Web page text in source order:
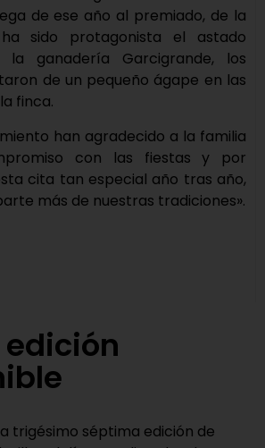
de ese año al premiado, de la
sido protagonista el astado
la ganadería Garcigrande, los
de un pequeño ágape en las
finca.
han agradecido a la familia
con las fiestas y por
cita tan especial año tras año,
más de nuestras tradiciones».
trigésimo séptima edición de